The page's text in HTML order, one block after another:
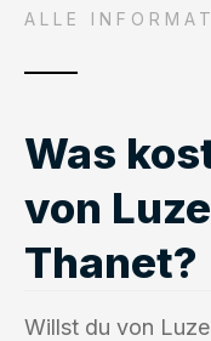
ALLE
Was
von
Thanet?
Willst du von